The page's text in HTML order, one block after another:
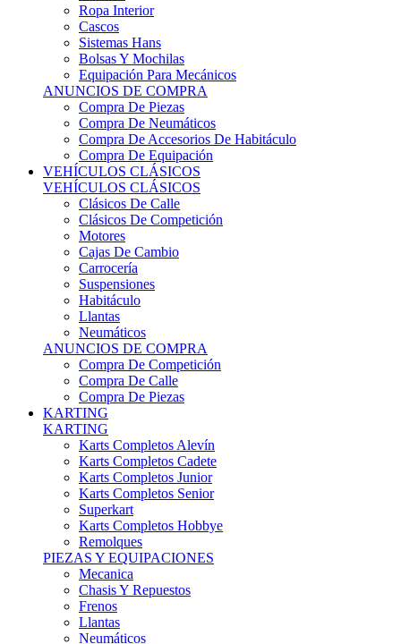
Ropa Interior
Cascos
Sistemas Hans
Bolsas Y Mochilas
Equipación Para Mecánicos
ANUNCIOS DE COMPRA
Compra De Piezas
Compra De Neumáticos
Compra De Accesorios De Habitáculo
Compra De Equipación
VEHÍCULOS CLÁSICOS
VEHÍCULOS CLÁSICOS
Clásicos De Calle
Clásicos De Competición
Motores
Cajas De Cambio
Carrocería
Suspensiones
Habitáculo
Llantas
Neumáticos
ANUNCIOS DE COMPRA
Compra De Competición
Compra De Calle
Compra De Piezas
KARTING
KARTING
Karts Completos Alevín
Karts Completos Cadete
Karts Completos Junior
Karts Completos Senior
Superkart
Karts Completos Hobbye
Remolques
PIEZAS Y EQUIPACIONES
Mecanica
Chasis Y Repuestos
Frenos
Llantas
Neumáticos